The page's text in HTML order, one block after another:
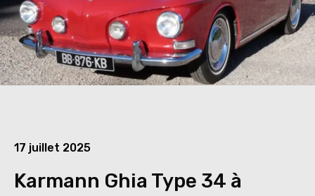
17 juillet 2025
Karmann Ghia Type 34 à